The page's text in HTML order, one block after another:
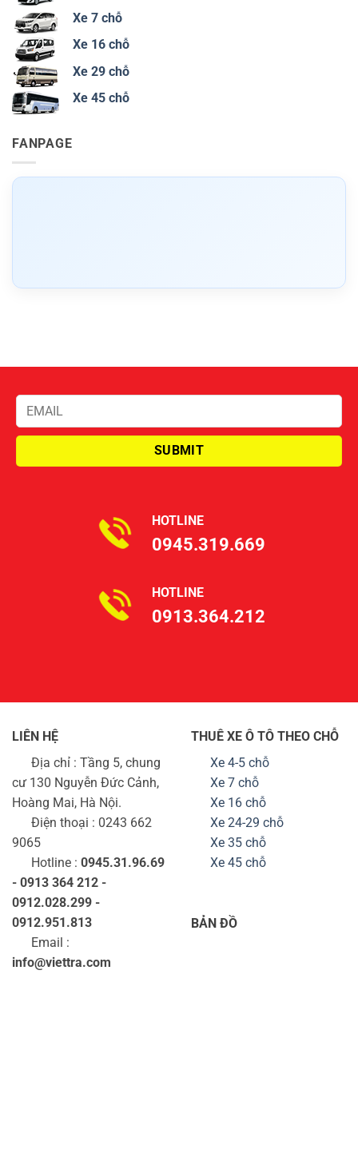
Xe 7 chỗ
Xe 16 chỗ
Xe 29 chỗ
Xe 45 chỗ
FANPAGE
HOTLINE
0945.319.669
HOTLINE
0913.364.212
LIÊN HỆ
Địa chỉ : Tầng 5, chung
cư 130 Nguyễn Đức Cảnh,
Hoàng Mai, Hà Nội.
Điện thoại : 0243 662
9065
Hotline : 0945.31.96.69
- 0913 364 212 -
0912.028.299 -
0912.951.813
Email :
info@viettra.com
THUÊ XE Ô TÔ THEO CHỖ
Xe 4-5 chỗ
Xe 7 chỗ
Xe 16 chỗ
Xe 24-29 chỗ
Xe 35 chỗ
Xe 45 chỗ
BẢN ĐỒ